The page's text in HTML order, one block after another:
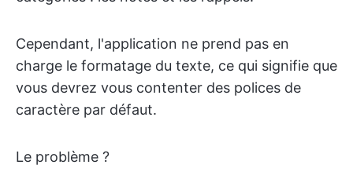
Cependant, l'application ne prend pas en
charge le formatage du texte, ce qui signifie que
vous devrez vous contenter des polices de
caractère par défaut.
Le problème ?